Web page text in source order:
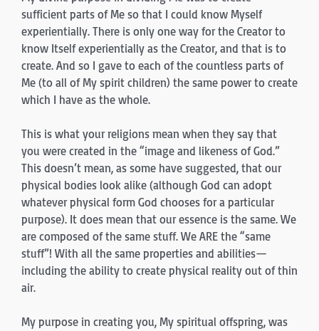
sufficient parts of Me so that I could know Myself
experientially. There is only one way for the Creator to
know Itself experientially as the Creator, and that is to
create. And so I gave to each of the countless parts of
Me (to all of My spirit children) the same power to create
which I have as the whole.
This is what your religions mean when they say that
you were created in the “image and likeness of God.”
This doesn’t mean, as some have suggested, that our
physical bodies look alike (although God can adopt
whatever physical form God chooses for a particular
purpose). It does mean that our essence is the same. We
are composed of the same stuff. We ARE the “same
stuff”! With all the same properties and abilities—
including the ability to create physical reality out of thin
air.
My purpose in creating you, My spiritual offspring, was